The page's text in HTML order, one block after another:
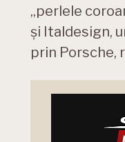
„perlele
și Italdesign,
prin Porsche,